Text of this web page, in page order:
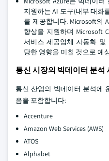
지원하는 AI 도구(내부 대화
를 제공합니다. Microsoft의
향상을 지원하며 Microsoft
서비스 제공업체 자동화
당한 영향을 미칠 것으로 예
통신 시장의 빅데이터 분석
통신 산업의 빅데이터 분석에
음을 포함합니다:
Accenture
Amazon Web Services (AWS)
ATOS
Alphabet